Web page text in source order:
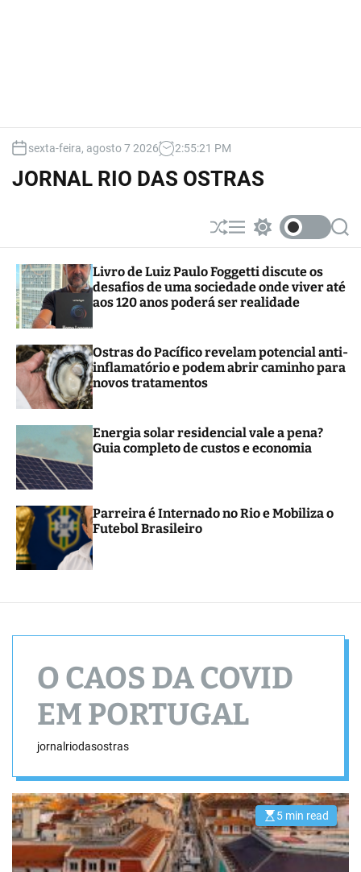
sexta-feira, agosto 7 2026 2:55:22 PM
JORNAL RIO DAS OSTRAS
S
h
ff
l
e
M
e
u
w
t
c
h
o
r
e
S
e
c
Livro de Luiz Paulo Foggetti discute os
desafios de uma sociedade onde viver até
aos 120 anos poderá ser realidade
Ostras do Pacífico revelam potencial anti-
inflamatório e podem abrir caminho para
novos tratamentos
Energia solar residencial vale a pena?
Guia completo de custos e economia
Parreira é Internado no Rio e Mobiliza o
Futebol Brasileiro
O CAOS DA COVID
EM PORTUGAL
jornalriodasostras
E
s
t
i
5 min read